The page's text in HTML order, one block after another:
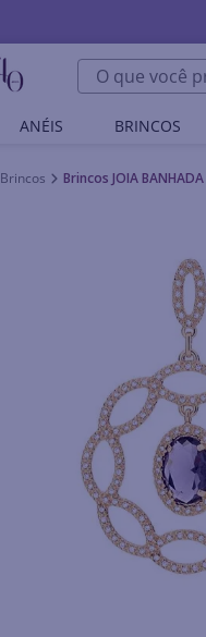
O que você
ANÉIS BRINCOS
Brincos Brincos JOIA